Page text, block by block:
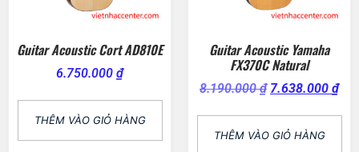
Guitar Acoustic Cort AD810E
6.750.000 ₫
THÊM VÀO GIỎ HÀNG
Guitar Acoustic Yamaha
FX370C Natural
8.190.000₫ 7.638.000 ₫
THÊM VÀO GIỎ HÀNG